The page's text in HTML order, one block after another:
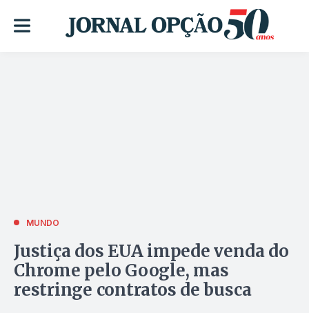
MUNDO
Justiça dos EUA impede venda do
Chrome pelo Google, mas
restringe contratos de busca